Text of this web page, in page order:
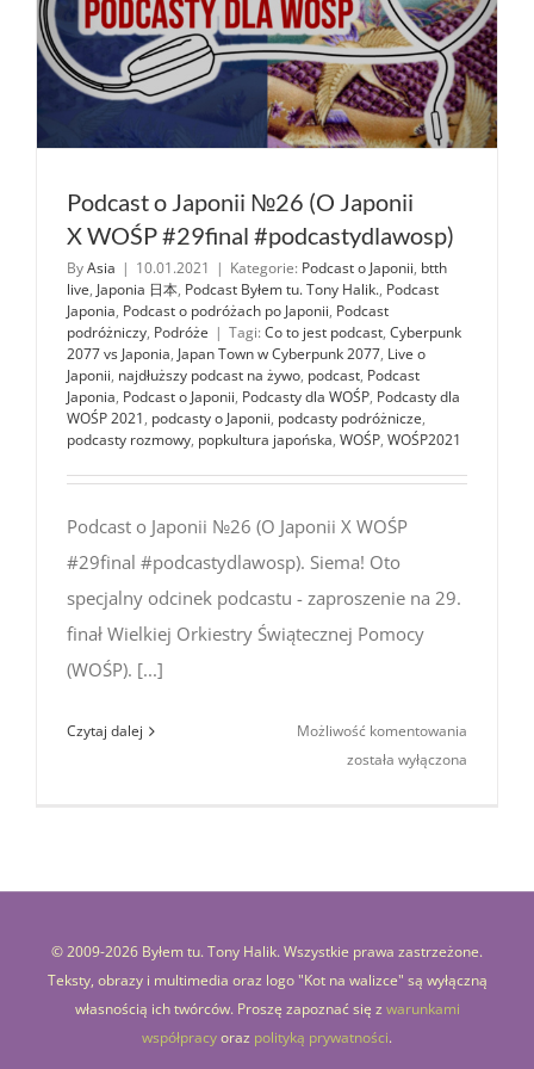
Podcast o Japonii №26 (O Japonii
X WOŚP #29final #podcastydlawosp)
ByAsia | 10.01.2021 | Kategorie: Podcast o Japonii, btth
live, Japonia 日本, Podcast Byłem tu. Tony Halik., Podcast
Japonia, Podcast o podróżach po Japonii, Podcast
podróżniczy, Podróże | Tagi: Co to jest podcast, Cyberpunk
2077 vs Japonia, Japan Town w Cyberpunk 2077, Live o
Japonii, najdłuższy podcast na żywo, podcast, Podcast
Japonia, Podcast o Japonii, Podcasty dla WOŚP, Podcasty dla
WOŚP 2021, podcasty o Japonii, podcasty podróżnicze,
podcasty rozmowy, popkultura japońska, WOŚP, WOŚP2021
Podcast o Japonii №26 (O Japonii X WOŚP
#29final #podcastydlawosp). Siema! Oto
specjalny odcinek podcastu - zaproszenie na 29.
finał Wielkiej Orkiestry Świątecznej Pomocy
(WOŚP). [...]
Czytaj dalej Możliwość komentowania
została wyłączona
© 2009-2026 Byłem tu. Tony Halik. Wszystkie prawa zastrzeżone.
Teksty, obrazy i multimedia oraz logo "Kot na walizce" są wyłączną
własnością ich twórców. Proszę zapoznać się z warunkami
współpracyoraz polityką prywatności.